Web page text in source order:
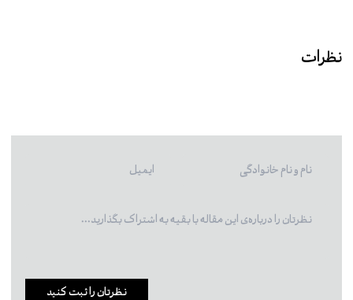
نظرات
نظرتان را ثبت کنید